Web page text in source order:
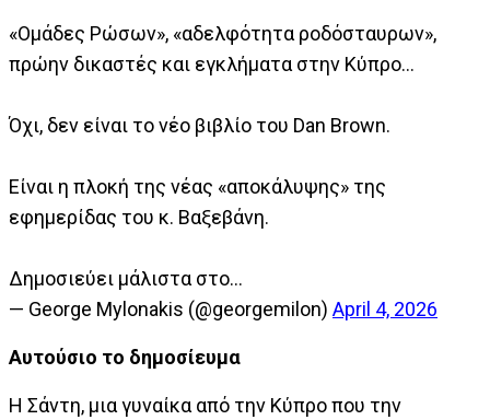
«Ομάδες Ρώσων», «αδελφότητα ροδόσταυρων»,
πρώην δικαστές και εγκλήματα στην Κύπρο…
Όχι, δεν είναι το νέο βιβλίο του Dan Brown.
Είναι η πλοκή της νέας «αποκάλυψης» της
εφημερίδας του κ. Βαξεβάνη.
Δημοσιεύει μάλιστα στο…
— George Mylonakis (@georgemilon) April 4, 2026
Αυτούσιo το δημοσίευμα
Η Σάντη, μια γυναίκα από την Κύπρο που την